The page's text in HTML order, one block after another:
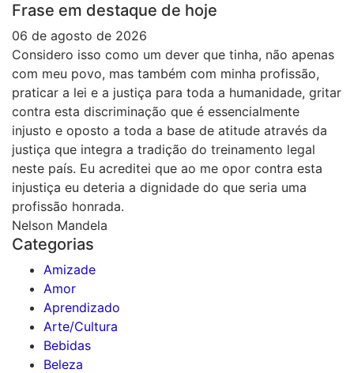
Frase em destaque de hoje
06 de agosto de 2026
Considero isso como um dever que tinha, não apenas
com meu povo, mas também com minha profissão,
praticar a lei e a justiça para toda a humanidade, gritar
contra esta discriminação que é essencialmente
injusto e oposto a toda a base de atitude através da
justiça que integra a tradição do treinamento legal
neste país. Eu acreditei que ao me opor contra esta
injustiça eu deteria a dignidade do que seria uma
profissão honrada.
Nelson Mandela
Categorias
Amizade
Amor
Aprendizado
Arte/Cultura
Bebidas
Beleza